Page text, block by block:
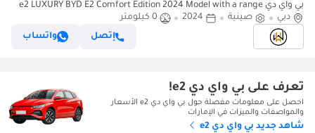
بي واي دي e2 LUXURY BYD E2 Comfort Edition 2024 Model with a range
of 405 km:
دبي صينية 2024
0 كيلومتر
إتصل
واتساب
تعرف على بي واي دي e2!
احصل على معلومات مفصلة حول بي واي دي e2 الأسعار
والمواصفات والميزات في الإمارات
شاهد جديد بي واي دي e2